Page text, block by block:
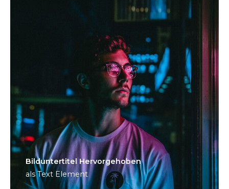
Bild­unter­titel Hervorgehoben
als Text Element